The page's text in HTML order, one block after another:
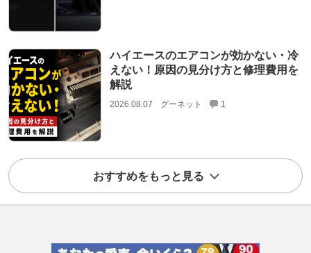
ハイエースのエアコンが効かない・冷
えない！原因の見分け方と修理費用を
解説
2026.08.07 グーネット 1
おすすめをもっと見る